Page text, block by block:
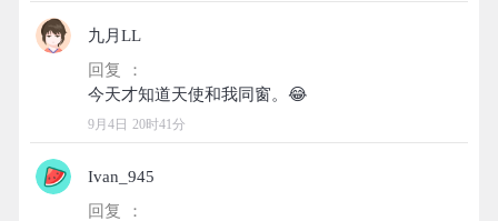
九月LL
回复 ：
9月4日 20时41分
Ivan_945
回复 ：